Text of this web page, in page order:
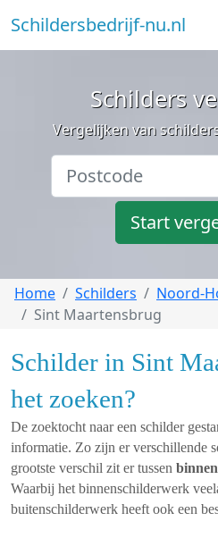
Schildersbedrijf-nu.nl
Schilders
Vergelijken van
Start
Home Schilders
Noord-
Sint Maartensbrug
Schilder in Sint
het zoeken?
De zoektocht naar een schilder
informatie. Zo zijn er verschillende
grootste verschil zit er tussen
Waarbij het binnenschilderwerk
buitenschilderwerk heeft ook een